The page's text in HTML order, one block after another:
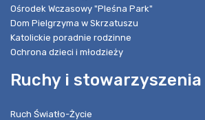
Ośrodek Wczasowy "Pleśna Park"
Dom Pielgrzyma w Skrzatuszu
Katolickie poradnie rodzinne
Ochrona dzieci i młodzieży
Ruchy i stowarzyszenia
Ruch Światło-Życie